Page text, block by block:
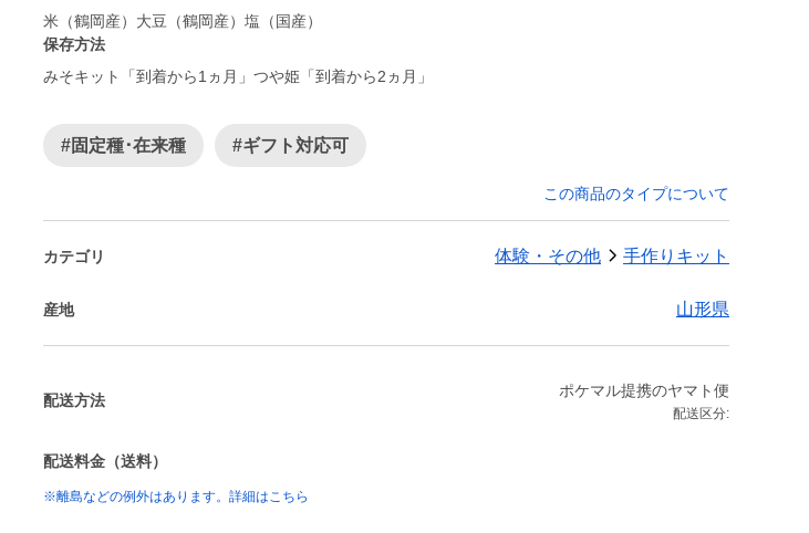
米（鶴岡産）大豆（鶴岡産）塩（国産）
保存方法
みそキット「到着から1ヵ月」つや姫「到着から2ヵ月」
#固定種･在来種 #ギフト対応可
この商品のタイプについて
カテゴリ 体験・その他 手作りキット
産地 山形県
配送方法
ポケマル提携のヤマト便
配送区分:
配送料金（送料）
※離島などの例外はあります。詳細はこちら